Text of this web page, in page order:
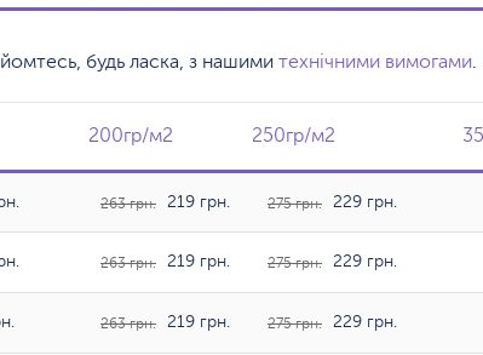
будь ласка, з нашими технічними вимогами.
200гр/м2 250гр/м2
200гр/м2 250гр/м2
263 грн. 219 грн. 275 грн. 229 грн.
263 грн. 219 грн. 275 грн. 229 грн.
263 грн. 219 грн. 275 грн. 229 грн.